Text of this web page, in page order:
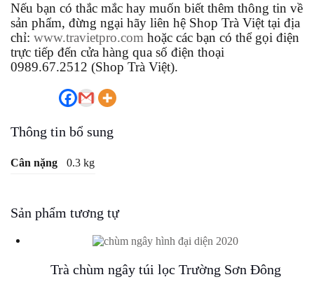
Nếu bạn có thắc mắc hay muốn biết thêm thông tin về
sản phẩm, đừng ngại hãy liên hệ Shop Trà Việt tại địa
chỉ: www.travietpro.com hoặc các bạn có thể gọi điện
trực tiếp đến cửa hàng qua số điện thoại
0989.67.2512 (Shop Trà Việt).
Thông tin bổ sung
Cân nặng 0.3 kg
Sản phẩm tương tự
Trà chùm ngây túi lọc Trường Sơn Đông